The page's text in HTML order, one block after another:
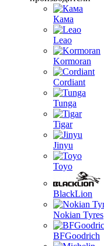
Кама
Leao
Kormoran
Cordiant
Tunga
Tigar
Jinyu
Toyo
BlackLion
Nokian Tyres
BFGoodrich